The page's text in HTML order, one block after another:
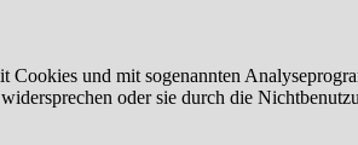
und mit sogenannten
oder sie durch die